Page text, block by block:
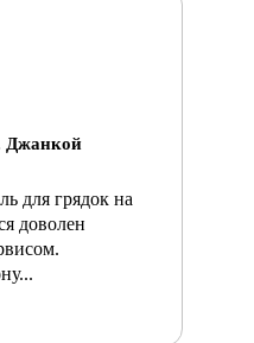
Джанкой
для грядок на
доволен